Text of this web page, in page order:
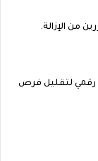
من الإزالة.
رقمي لتقليل فرص